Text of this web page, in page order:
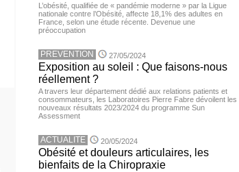
L’obésité, qualifiée de « pandémie moderne » par la Ligue
nationale contre l’Obésité, affecte 18,1% des adultes en
France, selon une étude récente. Devenue une
préoccupation
PREVENTION 27/05/2024
Exposition au soleil : Que faisons-nous
réellement ?
A travers leur département dédié aux relations patients et
consommateurs, les Laboratoires Pierre Fabre dévoilent les
nouveaux résultats 2023/2024 du programme Sun
Assessment
ACTUALITE 20/05/2024
Obésité et douleurs articulaires, les
bienfaits de la Chiropraxie